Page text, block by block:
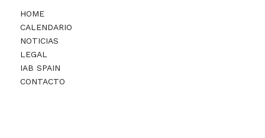
HOME
CALENDARIO
NOTICIAS
LEGAL
IAB SPAIN
CONTACTO